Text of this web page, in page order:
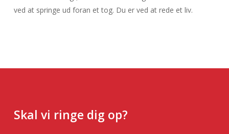
ved at springe ud foran et tog. Du er ved at rede et liv.
Skal vi ringe dig op?